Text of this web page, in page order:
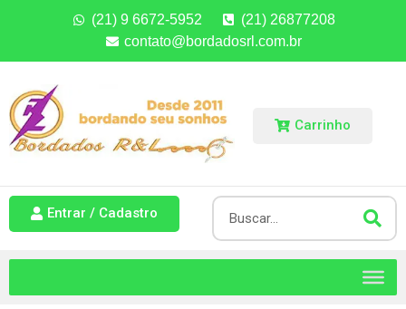
(21) 9 6672-5952
(21) 26877208
contato@bordadosrl.com.br
Carrinho
Entrar / Cadastro